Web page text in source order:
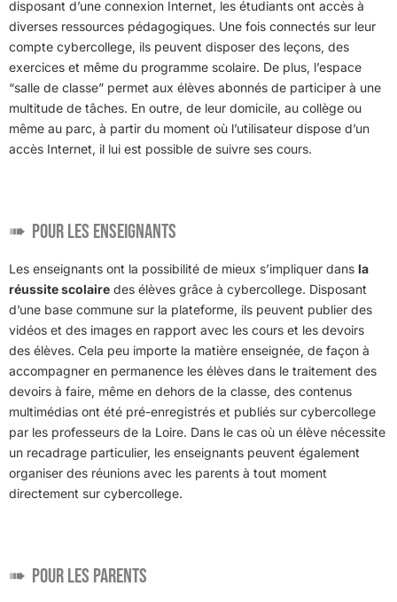
disposant d’une connexion Internet, les étudiants ont accès à
diverses ressources pédagogiques. Une fois connectés sur leur
compte cybercollege, ils peuvent disposer des leçons, des
exercices et même du programme scolaire. De plus, l’espace
“salle de classe” permet aux élèves abonnés de participer à une
multitude de tâches. En outre, de leur domicile, au collège ou
même au parc, à partir du moment où l’utilisateur dispose d’un
accès Internet, il lui est possible de suivre ses cours.
Pour les enseignants
Les enseignants ont la possibilité de mieux s’impliquer dans la
réussite scolaire des élèves grâce à cybercollege. Disposant
d’une base commune sur la plateforme, ils peuvent publier des
vidéos et des images en rapport avec les cours et les devoirs
des élèves. Cela peu importe la matière enseignée, de façon à
accompagner en permanence les élèves dans le traitement des
devoirs à faire, même en dehors de la classe, des contenus
multimédias ont été pré-enregistrés et publiés sur cybercollege
par les professeurs de la Loire. Dans le cas où un élève nécessite
un recadrage particulier, les enseignants peuvent également
organiser des réunions avec les parents à tout moment
directement sur cybercollege.
Pour les parents